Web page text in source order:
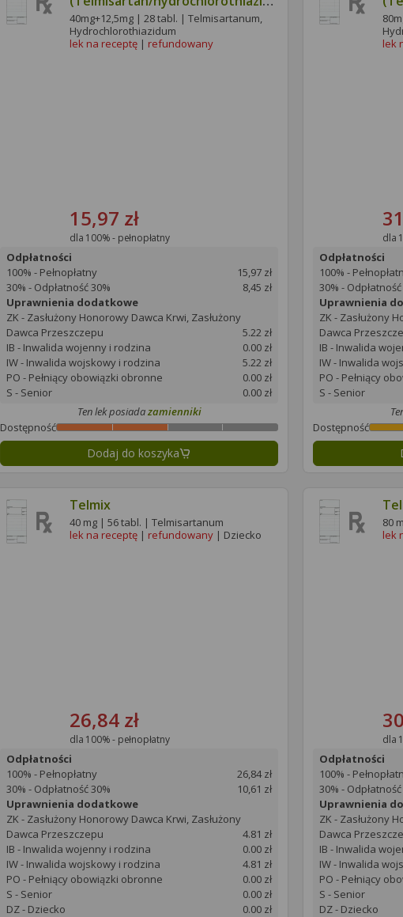
Egis)
40mg+12,5mg | 28 tabl. | Telmisartanum,
Hydrochlorothiazidum
lek na receptę | refundowany
15,97 zł
dla 100% - pełnopłatny
Dostępność
Odpłatności
100% - Pełnopłatny
15,97 zł
30% - Odpłatność 30%
8,45 zł
Uprawnienia dodatkowe
ZK - Zasłużony Honorowy Dawca Krwi, Zasłużony
Dawca Przeszczepu
5.22 zł
IB - Inwalida wojenny i rodzina
0.00 zł
IW - Inwalida wojskowy i rodzina
5.22 zł
PO - Pełniący obowiązki obronne
0.00 zł
S - Senior
0.00 zł
Ten lek posiadazamienniki
Dodaj do koszyka
lek
dla
Dostępność
Odpłatności
100% -
30% -
Uprawnienia
ZK - Zasłużony
Dawca
IB - Inwalida
IW - Inwalida
PO - Pełniący
S - Senior
Telmix
40 mg | 56 tabl. | Telmisartanum
lek na receptę | refundowany | Dziecko
26,84 zł
dla 100% - pełnopłatny
Odpłatności
100% - Pełnopłatny
26,84 zł
30% - Odpłatność 30%
10,61 zł
Uprawnienia dodatkowe
ZK - Zasłużony Honorowy Dawca Krwi, Zasłużony
Dawca Przeszczepu
4.81 zł
IB - Inwalida wojenny i rodzina
0.00 zł
IW - Inwalida wojskowy i rodzina
4.81 zł
PO - Pełniący obowiązki obronne
0.00 zł
S - Senior
0.00 zł
DZ - Dziecko
0.00 zł
80
lek
dla
Odpłatności
100% -
30% -
Uprawnienia
ZK - Zasłużony
Dawca
IB - Inwalida
IW - Inwalida
PO - Pełniący
S - Senior
DZ - Dziecko